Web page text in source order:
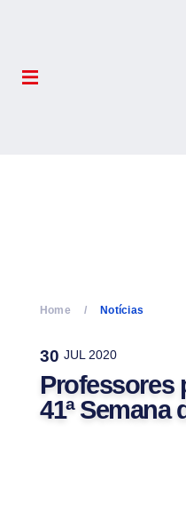
Home Notícias
30 JUL 2020
Professores
41ª Semana